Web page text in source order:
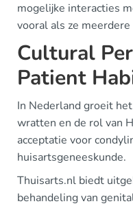
mogelijke interacties
vooral als ze
Cultural
Patient
In Nederland groeit
wratten en de rol van
acceptatie voor
huisartsgeneeskunde.
Thuisarts.nl biedt
behandeling van